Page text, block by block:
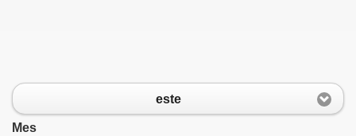
este
Mes